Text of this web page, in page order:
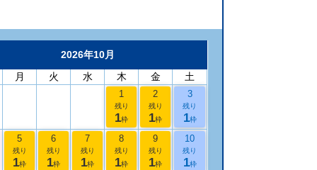
2026年10月
月
火 水 木 金 土
1
残り
1枠
2
残り
1枠
3
残り
1枠
5
残り
1枠
6
残り
1枠
7
残り
1枠
8
残り
1枠
9
残り
1枠
10
残り
1枠